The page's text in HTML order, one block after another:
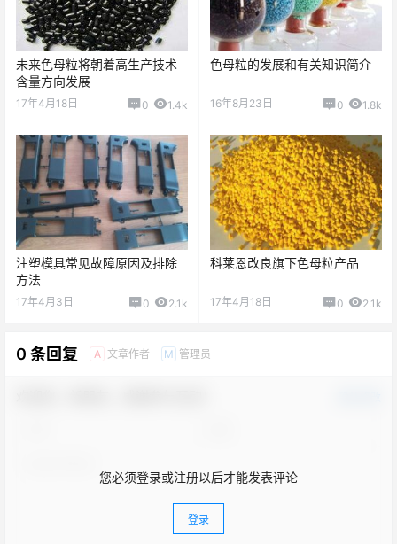
未来色母粒将朝着高生产技术
含量方向发展
17年4月18日 0 1.4k
色母粒的发展和有关知识简介
16年8月23日 0 1.8k
注塑模具常见故障原因及排除
方法
17年4月3日 0 2.1k
科莱恩改良旗下色母粒产品
17年4月18日 0 2.1k
0 条回复 A 文章作者 M 管理员
您必须登录或注册以后才能发表评论
登录